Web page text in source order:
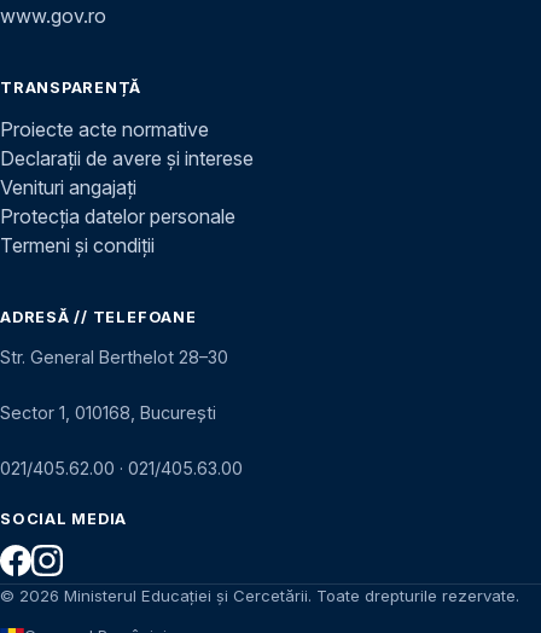
www.gov.ro
TRANSPARENȚĂ
Proiecte acte normative
Declarații de avere și interese
Venituri angajați
Protecția datelor personale
Termeni și condiții
ADRESĂ // TELEFOANE
Str. General Berthelot 28–30
Sector 1, 010168, București
021/405.62.00 · 021/405.63.00
SOCIAL MEDIA
© 2026 Ministerul Educației și Cercetării. Toate drepturile rezervate.